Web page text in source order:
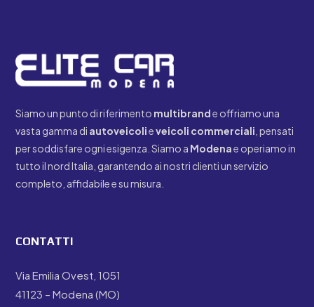
Siamo un punto di riferimento multibrande offriamo una
vasta gamma di autoveicolieveicoli commerciali , pensati
per soddisfare ogni esigenza. Siamo a Modenae operiamo in
tutto il nord Italia, garantendo ai nostri clienti un servizio
completo, affidabile e su misura.
CONTATTI
Via Emilia Ovest, 1051
41123 – Modena (MO)